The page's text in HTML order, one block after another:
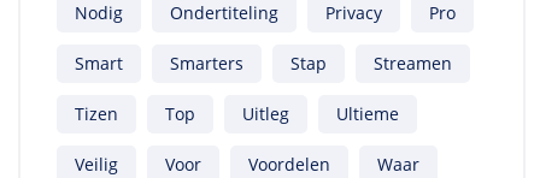
Nodig Ondertiteling Privacy Pro
Smart Smarters Stap Streamen
Tizen Top Uitleg Ultieme
Veilig Voor Voordelen Waar